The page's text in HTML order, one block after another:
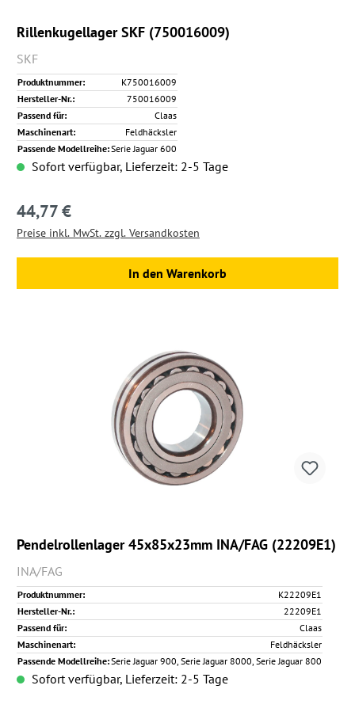
Rillenkugellager SKF (750016009)
SKF
Produktnummer:
K750016009
Hersteller-Nr.:
750016009
Passend für:
Claas
Maschinenart:
Feldhäcksler
Passende Modellreihe:Serie Jaguar 600
Sofort verfügbar, Lieferzeit: 2-5 Tage
Regulärer Preis:
44,77 €
Preise inkl. MwSt. zzgl. Versandkosten
In den Warenkorb
Pendelrollenlager 45x85x23mm INA/FAG (22209E1)
INA/FAG
Produktnummer:
K22209E1
Hersteller-Nr.:
22209E1
Passend für:
Claas
Maschinenart:
Feldhäcksler
Passende Modellreihe:Serie Jaguar 900, Serie Jaguar 8000, Serie Jaguar 800
Sofort verfügbar, Lieferzeit: 2-5 Tage